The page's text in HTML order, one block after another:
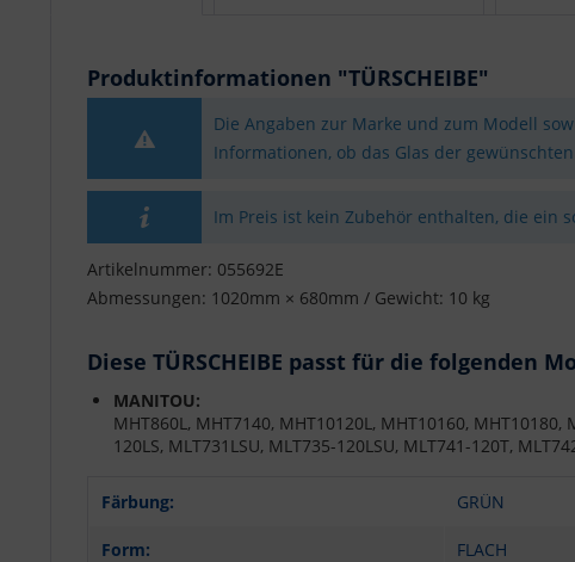
Produktinformationen "TÜRSCHEIBE"
Die Angaben zur Marke und zum Modell
Informationen, ob das Glas der
Im Preis ist kein Zubehör enthalten, die ein
Artikelnummer: 055692E
Abmessungen: 1020mm × 680mm / Gewicht: 10 kg
Diese TÜRSCHEIBE passt für die folgenden
MANITOU:
MHT860L, MHT7140, MHT10120L, MHT10160, MHT10180,
120LS, MLT731LSU, MLT735-120LSU, MLT741-120T,
Färbung: GRÜN
Form: FLACH